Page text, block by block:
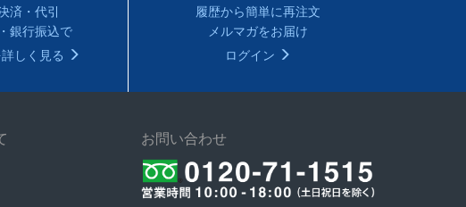
済・代引
銀行振込で
しく見る
履歴から簡単に再注文
メルマガをお届け
ログイン
お問い合わせ